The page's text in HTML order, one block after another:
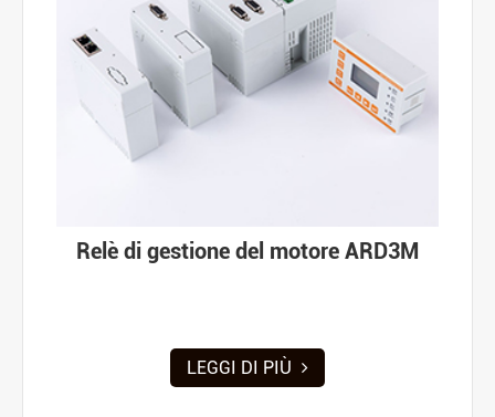
Relè di gestione del motore ARD3M
LEGGI DI PIÙ